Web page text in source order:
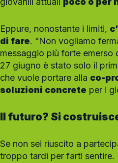
Eppure, nonostante i limiti,
di fare. “Non vogliamo
messaggio più forte emerso
27 giugno è stato solo il
che vuole portare alla co-
soluzioni concrete per i
Il futuro? Si
Se non sei riuscito a
troppo tardi per farti sentire.